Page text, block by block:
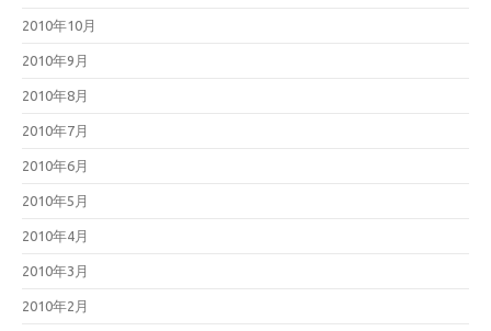
2010年10月
2010年9月
2010年8月
2010年7月
2010年6月
2010年5月
2010年4月
2010年3月
2010年2月